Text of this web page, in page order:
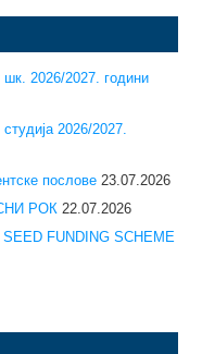
шк. 2026/2027. години
2026/2027.
послове 23.07.2026
РОК 22.07.2026
SEED FUNDING SCHEME